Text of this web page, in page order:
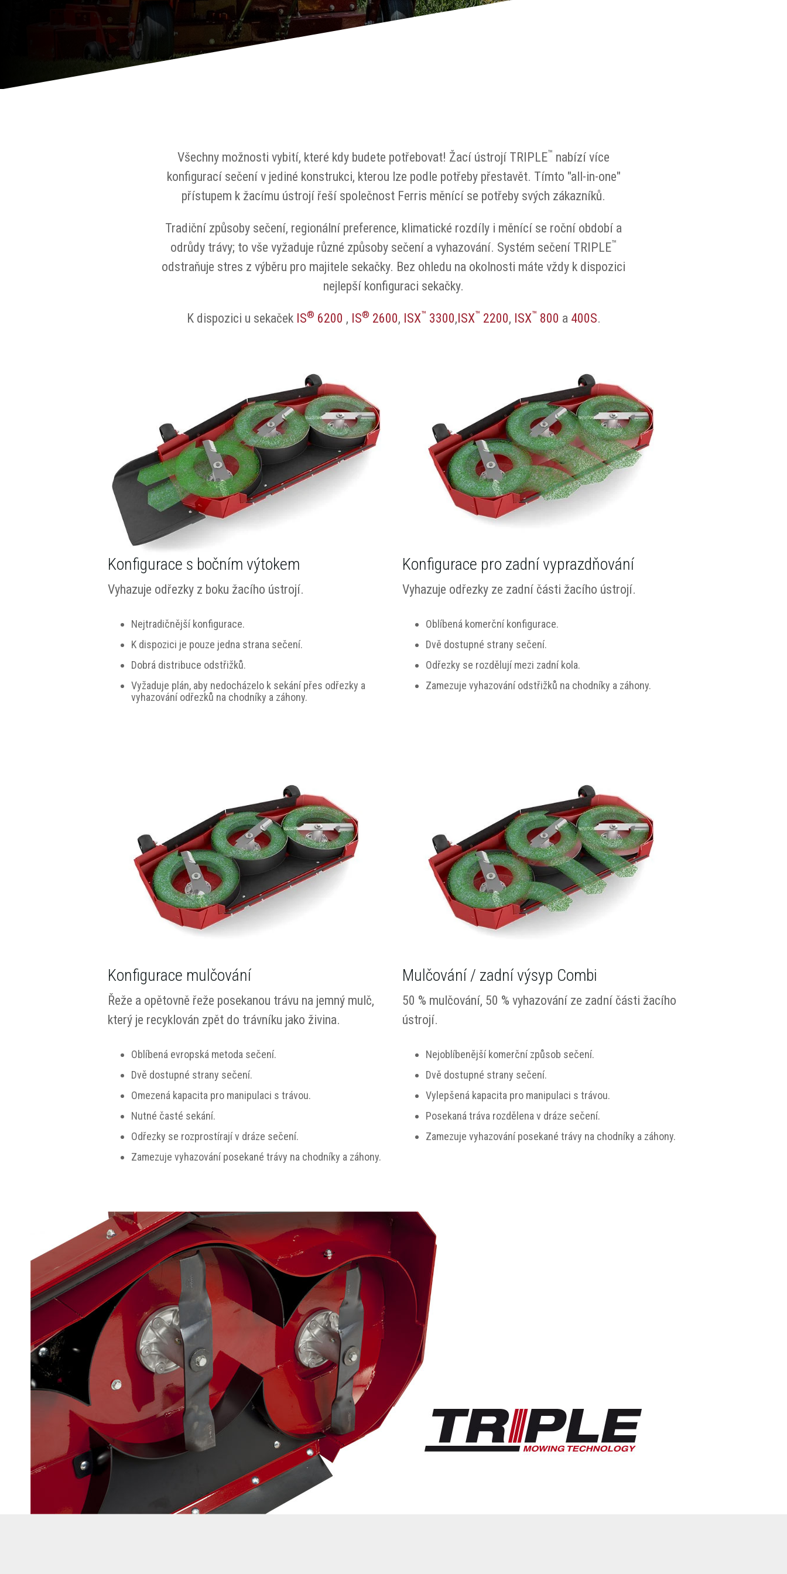
Všechny možnosti vybití, které kdy budete potřebovat! Žací ústrojí TRIPLE™ nabízí více
konfigurací sečení v jediné konstrukci, kterou lze podle potřeby přestavět. Tímto "all-in-one"
přístupem k žacímu ústrojí řeší společnost Ferris měnící se potřeby svých zákazníků.
Tradiční způsoby sečení, regionální preference, klimatické rozdíly i měnící se roční období a
odrůdy trávy; to vše vyžaduje různé způsoby sečení a vyhazování. Systém sečení TRIPLE™
odstraňuje stres z výběru pro majitele sekačky. Bez ohledu na okolnosti máte vždy k dispozici
nejlepší konfiguraci sekačky.
K dispozici u sekaček IS® 6200 , IS® 2600, ISX™ 3300,ISX™ 2200, ISX™ 800 a 400S.
Konfigurace s bočním výtokem
Vyhazuje odřezky z boku žacího ústrojí.
Nejtradičnější konfigurace.
K dispozici je pouze jedna strana sečení.
Dobrá distribuce odstřižků.
Vyžaduje plán, aby nedocházelo k sekání přes odřezky a
vyhazování odřezků na chodníky a záhony.
Konfigurace pro zadní vyprazdňování
Vyhazuje odřezky ze zadní části žacího ústrojí.
Oblíbená komerční konfigurace.
Dvě dostupné strany sečení.
Odřezky se rozdělují mezi zadní kola.
Zamezuje vyhazování odstřižků na chodníky a záhony.
Konfigurace mulčování
Řeže a opětovně řeže posekanou trávu na jemný mulč,
který je recyklován zpět do trávníku jako živina.
Oblíbená evropská metoda sečení.
Dvě dostupné strany sečení.
Omezená kapacita pro manipulaci s trávou.
Nutné časté sekání.
Odřezky se rozprostírají v dráze sečení.
Zamezuje vyhazování posekané trávy na chodníky a záhony.
Mulčování / zadní výsyp Combi
50 % mulčování, 50 % vyhazování ze zadní části žacího
ústrojí.
Nejoblíbenější komerční způsob sečení.
Dvě dostupné strany sečení.
Vylepšená kapacita pro manipulaci s trávou.
Posekaná tráva rozdělena v dráze sečení.
Zamezuje vyhazování posekané trávy na chodníky a záhony.